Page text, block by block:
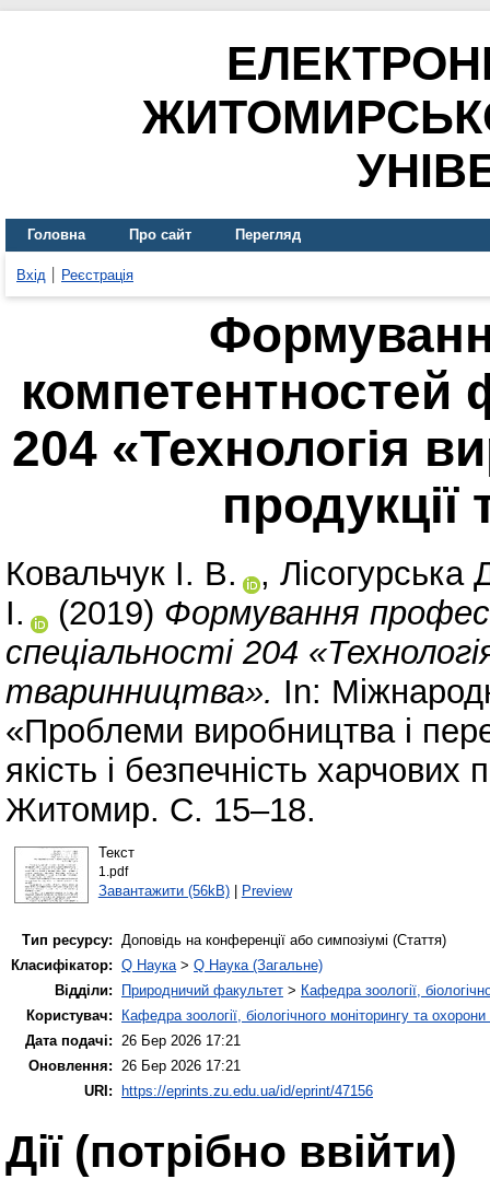
Головна Про сайт Перегляд
Вхід Реєстрація
компетентностей
204 «Технологія
Ковальчук І. В. , Лісогурська
І.
(2019) Формування
спеціальності 204
тваринництва». In:
«Проблеми виробництва і
якість і безпечність
Житомир. С. 15–18.
Текст
1.pdf
Завантажити (56kB)| Preview
Тип ресурсу: Доповідь на конференції або симпозіумі (Стаття)
Класифікатор: Q Наука> Q Наука (Загальне)
Відділи:
Природничий факультет > Кафедра зоології,
Користувач:
Кафедра зоології, біологічного моніторингу та
Дата подачі: 26 Бер 2026 17:21
Оновлення: 26 Бер 2026 17:21
URI:
https://eprints.zu.edu.ua/id/eprint/47156
Дії ​​(потрібно ввійти)